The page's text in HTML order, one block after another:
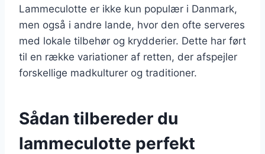
Lammeculotte er ikke kun populær i Danmark,
men også i andre lande, hvor den ofte serveres
med lokale tilbehør og krydderier. Dette har ført
til en række variationer af retten, der afspejler
forskellige madkulturer og traditioner.
Sådan tilbereder du
lammeculotte perfekt